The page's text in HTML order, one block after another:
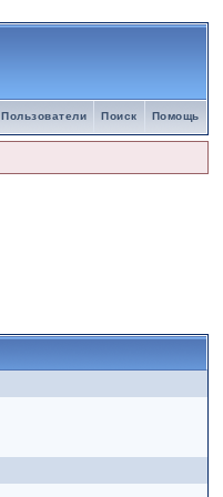
Помощь
Поиск
Пользователи